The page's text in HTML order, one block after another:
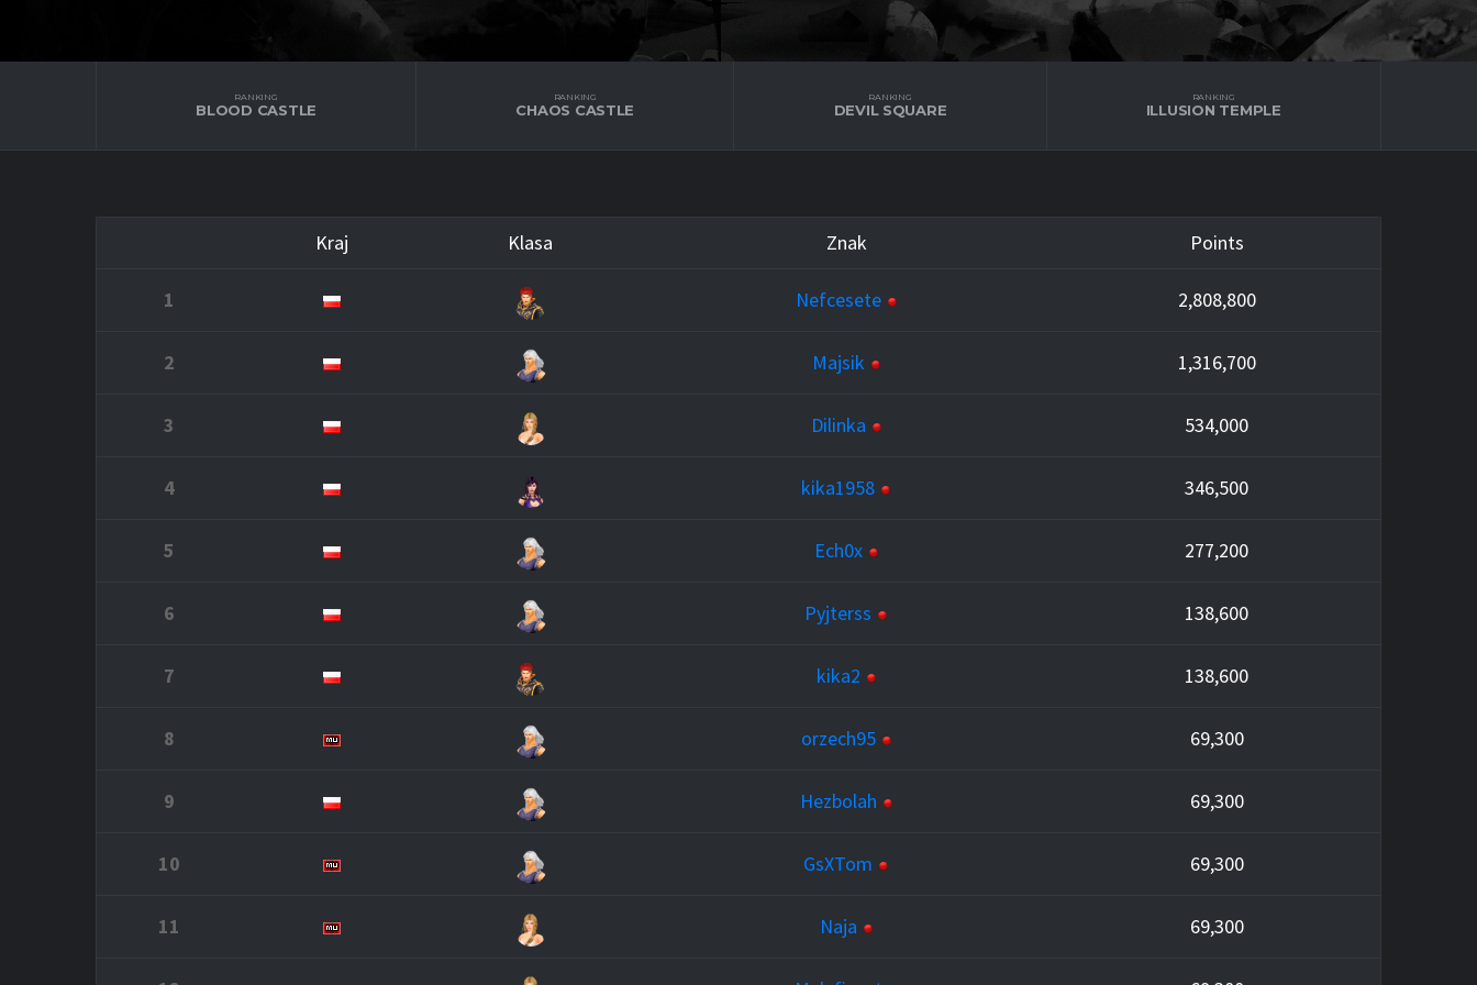
RANKING
BLOOD CASTLE
RANKING
CHAOS CASTLE
RANKING
DEVIL SQUARE
RANKING
ILLUSION TEMPLE
Kraj Klasa Znak Points
1 Nefcesete 2,808,800
2 Majsik 1,316,700
3 Dilinka 534,000
4 kika1958 346,500
5 Ech0x 277,200
6 Pyjterss 138,600
7 kika2 138,600
8 orzech95 69,300
9 Hezbolah 69,300
10 GsXTom 69,300
11 Naja 69,300